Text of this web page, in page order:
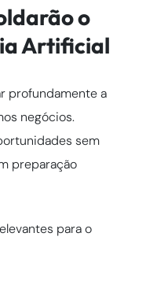
o
Artificial
profundamente a
negócios.
sem
preparação
para o